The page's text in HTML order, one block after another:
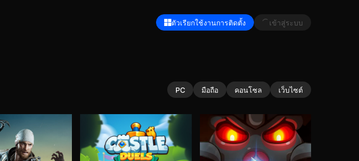
ตัวเรียกใช้งานการติดตั้ง เข้าสู่ระบบ
PC มือถือ คอนโซล เว็บไซต์